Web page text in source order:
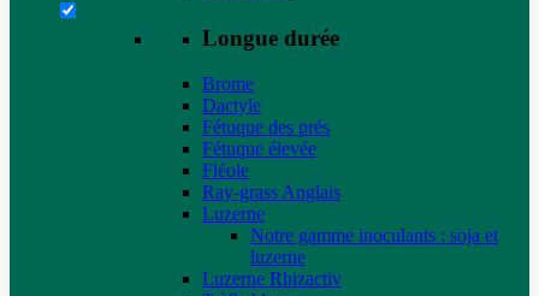
Longue durée
Brome
Dactyle
Fétuque des prés
Fétuque élevée
Fléole
Ray-grass Anglais
Luzerne
Notre gamme inoculants : soja et
luzerne
Luzerne Rhizactiv